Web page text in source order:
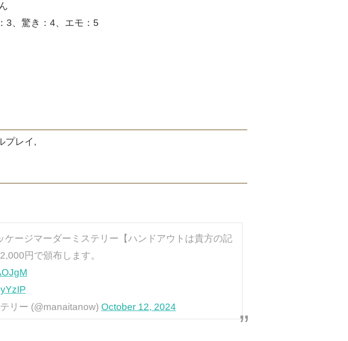
3、驚き：4、エモ：5
プレイ,
ージマーダーミステリー【ハンドアウトは貴方の記
円で頒布します。
リー (@manaitanow) October 12, 2024